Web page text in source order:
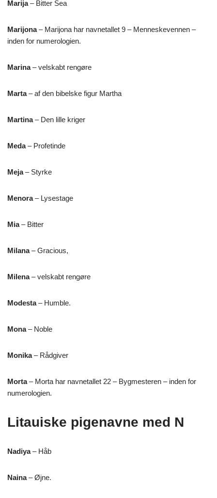
Marija– Bitter Sea
Marijona– Marijona har navnetallet 9 – Menneskevennen –
inden for numerologien.
Marina– velskabt rengøre
Marta– af den bibelske figur Martha
Martina– Den lille kriger
Meda– Profetinde
Meja– Styrke
Menora– Lysestage
Mia– Bitter
Milana– Gracious,
Milena– velskabt rengøre
Modesta– Humble.
Mona– Noble
Monika– Rådgiver
Morta– Morta har navnetallet 22 – Bygmesteren – inden for
numerologien.
Litauiske pigenavne med N
Nadiya– Håb
Naina– Øjne.